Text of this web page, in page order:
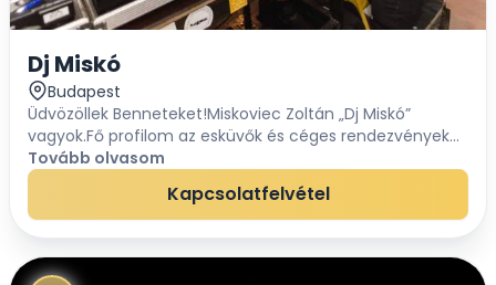
Dj Miskó
Budapest
Üdvözöllek Benneteket!Miskoviec Zoltán „Dj Miskó”
vagyok.Fő profilom az esküvők és céges rendezvények
zenei szolgáltatása, mely terén több éves tapasztalattal
rendelkezem. Az elmúlt évek alatt...
Tovább olvasom
Kapcsolatfelvétel